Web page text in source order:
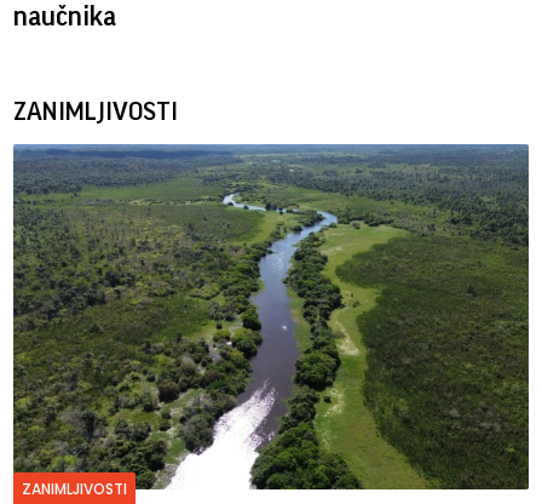
naučnika
ZANIMLJIVOSTI
ZANIMLJIVOSTI